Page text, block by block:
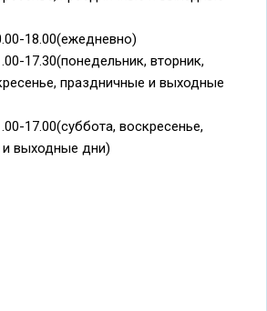
18.00(ежедневно)
17.30(понедельник, вторник,
праздничные и выходные
17.00(суббота, воскресенье,
выходные дни)